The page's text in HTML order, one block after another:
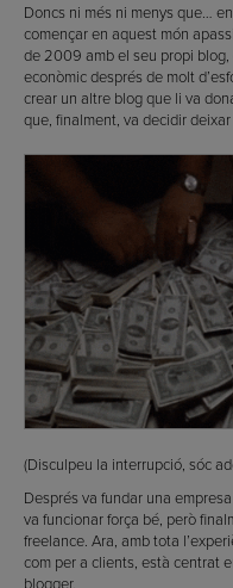
Doncs ni més ni menys que…
començar en aquest món
de 2009 amb el seu propi
econòmic després de molt
crear un altre blog que li va
que, finalment, va decidir
(Disculpeu la interrupció, sóc
Després va fundar una
va funcionar força bé, però
freelance. Ara, amb tota
com per a clients, està centrat
blogger.